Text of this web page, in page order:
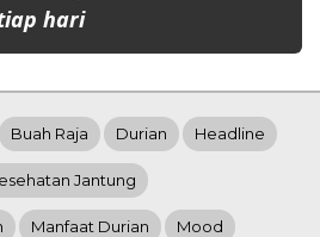
hari
Buah Raja Durian Headline
Jantung
Manfaat Durian Mood